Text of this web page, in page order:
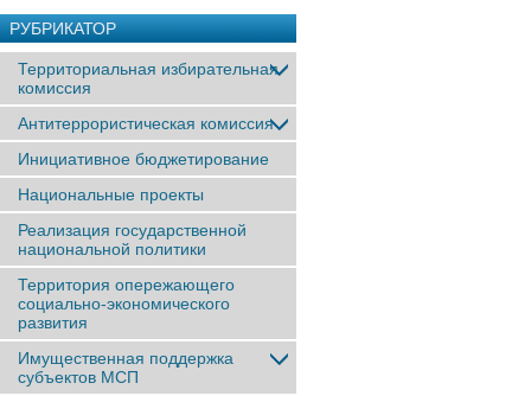
РУБРИКАТОР
Территориальная избирательная
комиссия
Антитеррористическая комиссия
Инициативное бюджетирование
Национальные проекты
Реализация государственной
национальной политики
Территория опережающего
социально-экономического
развития
Имущественная поддержка
субъектов МСП